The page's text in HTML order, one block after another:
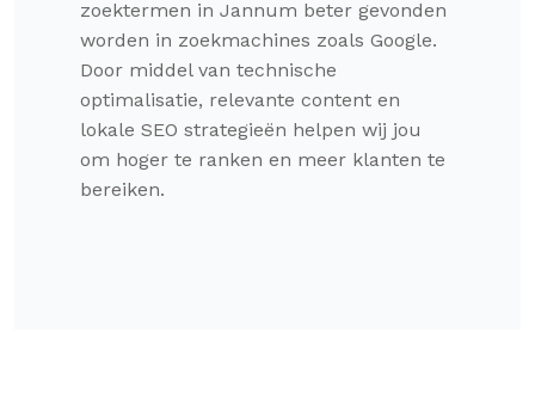
zoektermen in Jannum beter gevonden
worden in zoekmachines zoals Google.
Door middel van technische
optimalisatie, relevante content en
lokale SEO strategieën helpen wij jou
om hoger te ranken en meer klanten te
bereiken.